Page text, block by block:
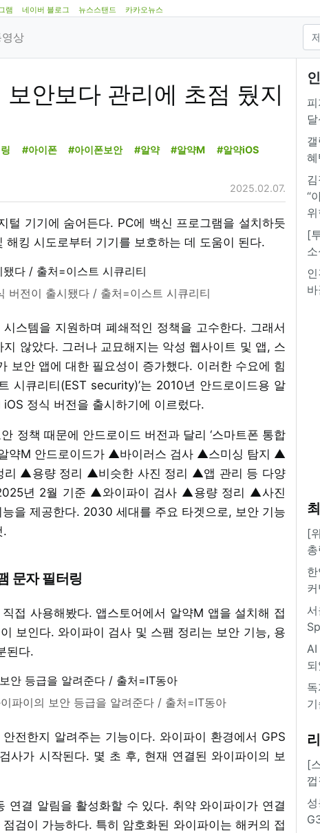
램 네이버 블로그 뉴스스탠드 카카오뉴스
영상
안보다 관리에 초점 뒀지
#아이폰 #아이폰보안 #알약 #알약M
#알약iOS
2025.02.07.
털 기기에 숨어든다. PC에 백신 프로그램을 설치하듯
킹 시도로부터 기기를 보호하는 데 도움이 된다.
버전이 출시됐다 / 출처=이스트 시큐리티
스템을 지원하며 폐쇄적인 정책을 고수한다. 그래서
않았다. 그러나 교묘해지는 악성 웹사이트 및 앱, 스
보안 앱에 대한 필요성이 증가했다. 이러한 수요에 힘
시큐리티(EST security)’는 2010년 안드로이드용 알
정식 버전을 출시하기에 이르렀다.
정책 때문에 안드로이드 버전과 달리 ‘스마트폰 통합
약M 안드로이드가 ▲바이러스 검사 ▲스미싱 탐지 ▲
▲용량 정리 ▲비슷한 사진 정리 ▲앱 관리 등 다양
년 2월 기준 ▲와이파이 검사 ▲용량 정리 ▲사진
을 제공한다. 2030 세대를 주요 타겟으로, 보안 기능
.
문자 필터링
접 사용해봤다. 앱스토어에서 알약M 앱을 설치해 접
보인다. 와이파이 검사 및 스팸 정리는 보안 기능, 용
된다.
파이의 보안 등급을 알려준다 / 출처=IT동아
전한지 알려주는 기능이다. 와이파이 환경에서 GPS
사가 시작된다. 몇 초 후, 현재 연결된 와이파이의 보
연결 알림을 활성화할 수 있다. 취약 와이파이가 연결
검이 가능하다. 특히 암호화된 와이파이는 해커의 접
“
[
[
[